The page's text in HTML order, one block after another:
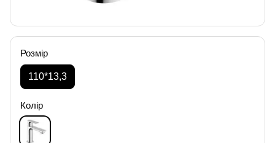
Розмір
110*13,3
Колір